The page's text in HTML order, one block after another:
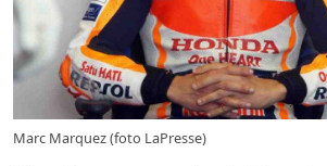
Marc Marquez (foto LaPresse)